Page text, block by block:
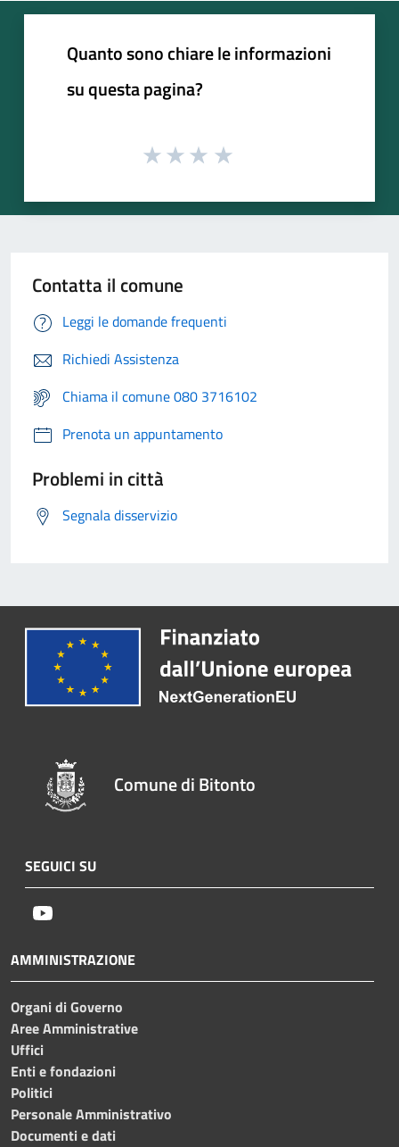
Quanto sono chiare le informazioni
su questa pagina?
Contatta il comune
Leggi le domande frequenti
Richiedi Assistenza
Chiama il comune 080 3716102
Prenota un appuntamento
Problemi in città
Segnala disservizio
Comune di Bitonto
SEGUICI SU
AMMINISTRAZIONE
Organi di Governo
Aree Amministrative
Uffici
Enti e fondazioni
Politici
Personale Amministrativo
Documenti e dati